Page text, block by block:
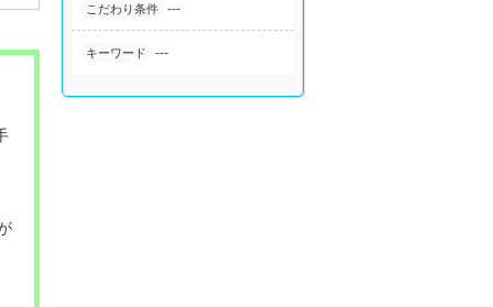
こだわり条件 ---
キーワード ---